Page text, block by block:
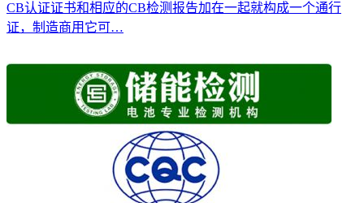
CB认证证书和相应的CB检测报告加在一起就构成一个通行
证，制造商用它可…